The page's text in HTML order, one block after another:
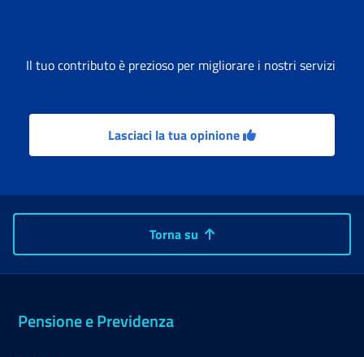
Il tuo contributo è prezioso per migliorare i nostri servizi
Lasciaci la tua opinione
Torna su
Pensione e Previdenza